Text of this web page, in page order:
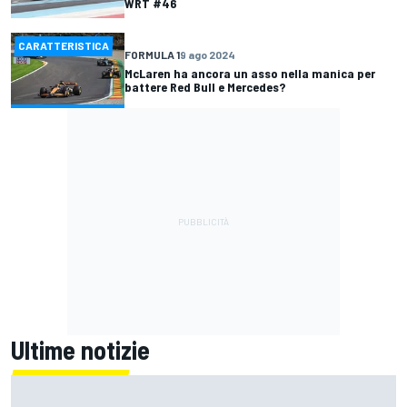
WRT #46
CARATTERISTICA
FORMULA 19 ago 2024
McLaren ha ancora un asso nella manica per
battere Red Bull e Mercedes?
Ultime notizie